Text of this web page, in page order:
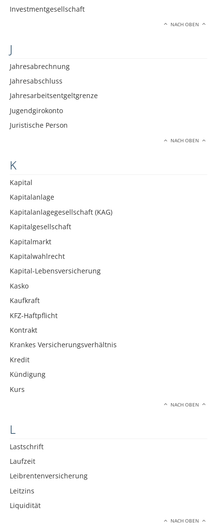
Investmentgesellschaft
NACH OBEN
J
Jahresabrechnung
Jahresabschluss
Jahresarbeitsentgeltgrenze
Jugendgirokonto
Juristische Person
NACH OBEN
K
Kapital
Kapitalanlage
Kapitalanlagegesellschaft (KAG)
Kapitalgesellschaft
Kapitalmarkt
Kapitalwahlrecht
Kapital-Lebensversicherung
Kasko
Kaufkraft
KFZ-Haftpflicht
Kontrakt
Krankes Versicherungsverhältnis
Kredit
Kündigung
Kurs
NACH OBEN
L
Lastschrift
Laufzeit
Leibrentenversicherung
Leitzins
Liquidität
NACH OBEN